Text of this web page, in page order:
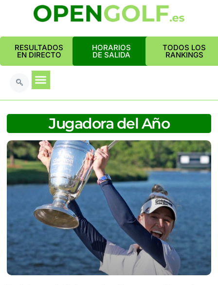
RESULTADOS
EN DIRECTO
HORARIOS
DE SALIDA
TODOS LOS
RANKINGS
Jugadora del Año